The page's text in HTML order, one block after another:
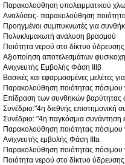
Παρακολούθηση υπολειμματικού
Αναλύσεις- παρακολούθηση
Προηγμένοι συμπυκνωτές για
Πολυκλιμακωτή ανάλυση βρασμού
Ποιότητα νερού στο δίκτυο
Αξιοποίηση αποτελεσμάτων
Ανιχνευτής Εμβολής Φάση ΙΙΙβ
Παρακολούθηση ποιότητας πόσιμου
Επίδραση των συνθηκών βαρύτητας
Συνέδριο:"4η διεθνής επιστημονική
Συνέδριο: "4η παγκόσμια συνάντηση
Παρακολούθηση ποιότητας πόσιμου
Ανιχνευτής εμβολής Φάση ΙΙΙa
Παρακολούθηση ποιότητας πόσιμου